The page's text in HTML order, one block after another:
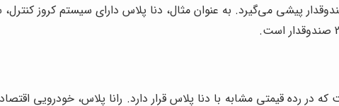
در رده قیمتی مشابه با دنا پلاس قرار دارد. رانا پلاس، خودرویی